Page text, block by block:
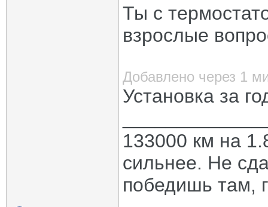
Ты с
взрослые
Добавлено через 1
Установка за
133000 км на
сильнее. Не
победишь там,